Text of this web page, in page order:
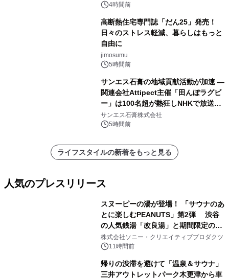
4時間前
高断熱住宅専門誌「だん25」発売！
日々のストレス軽減、暮らしはもっと
自由に
jimosumu
5時間前
サンエス石膏の地域貢献活動が加速 ―
関連会社Attipect主催「田んぼラグビ
ー」は100名超が熱狂しNHKで放送さ
れました。
サンエス石膏株式会社
5時間前
ライフスタイルの新着をもっと見る
人気のプレスリリース
スヌーピーの湯が登場！ 「サウナのあ
とに楽しむPEANUTS」第2弾 渋谷
の人気銭湯「改良湯」と期間限定のコ
ラボレーション サウナイキタイコラ
ボグッズも発売決定！
株式会社ソニー・クリエイティブプロダクツ
11時間前
帰りの渋滞を避けて「温泉＆サウナ」
三井アウトレットパーク木更津から車